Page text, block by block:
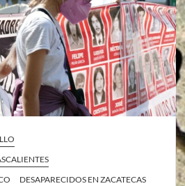
DESAPARECIDOS EN ZACATECAS